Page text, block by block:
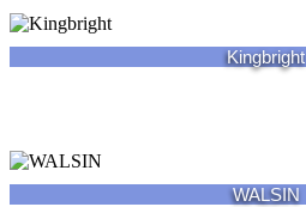
Kingbright
WALSIN